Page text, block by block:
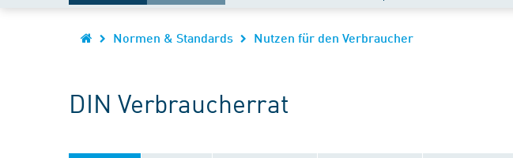
Normen & Standards Nutzen für den Verbraucher
DIN Verbraucherrat